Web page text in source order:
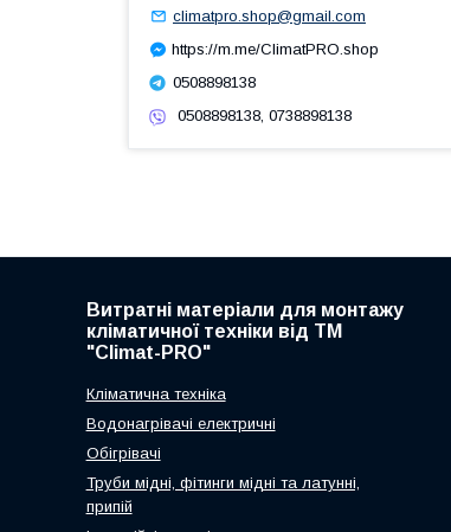
climatpro.shop@gmail.com
https://m.me/ClimatPRO.shop
0508898138
0508898138, 0738898138
Витратні матеріали для монтажу
кліматичної техніки від ТМ
"Climat-PRO"
Кліматична техніка
Водонагрівачі електричні
Обігрівачі
Труби мідні, фітинги мідні та латунні,
припій